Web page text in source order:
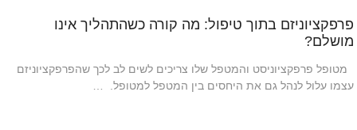
פרפקציוניזם בתוך טיפול: מה קורה כשהתהליך אינו
מושלם?
מטופל פרפקציוניסט והמטפל שלו צריכים לשים לב לכך שהפרפקציוניזם
עצמו עלול לנהל גם את היחסים בין המטפל למטופל. …